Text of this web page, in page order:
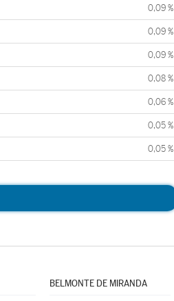
0,09 %
0,09 %
0,09 %
0,08 %
0,06 %
0,05 %
0,05 %
BELMONTE DE MIRANDA